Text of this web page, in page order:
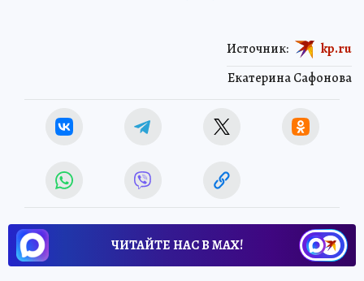
Екатерина Сафонова
Источник: kp.ru
ЧИТАЙТЕ НАС В МАХ!